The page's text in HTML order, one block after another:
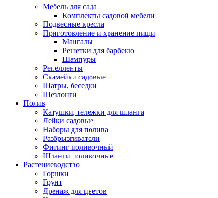
Мебель для сада
Комплекты садовой мебели
Подвесные кресла
Приготовление и хранение пищи
Мангалы
Решетки для барбекю
Шампуры
Репелленты
Скамейки садовые
Шатры, беседки
Шезлонги
Полив
Катушки, тележки для шланга
Лейки садовые
Наборы для полива
Разбрызгиватели
Фитинг поливочный
Шланги поливочные
Растениеводство
Горшки
Грунт
Дренаж для цветов